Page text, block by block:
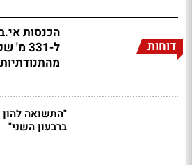
דוחות
ל-331
ברבעון השני"